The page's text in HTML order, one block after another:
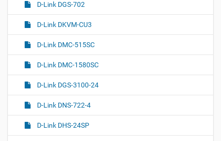
D-Link DGS-702
D-Link DKVM-CU3
D-Link DMC-515SC
D-Link DMC-1580SC
D-Link DGS-3100-24
D-Link DNS-722-4
D-Link DHS-24SP